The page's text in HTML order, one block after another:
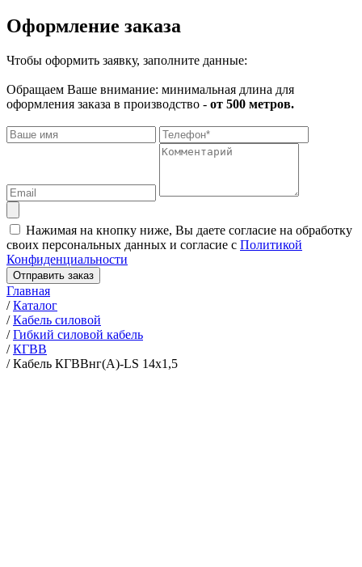
Оформление заказа
Чтобы оформить заявку, заполните данные:
Обращаем Ваше внимание: минимальная длина для
оформления заказа в производство - от 500 метров.
Нажимая на кнопку ниже, Вы даете согласие на обработку
своих персональных данных и согласие с Политикой
Конфиденциальности
Отправить заказ
Главная
/Каталог
/Кабель силовой
/Гибкий силовой кабель
/КГВВ
/Кабель КГВВнг(А)-LS 14х1,5